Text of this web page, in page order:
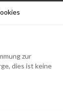
zur
dies ist keine